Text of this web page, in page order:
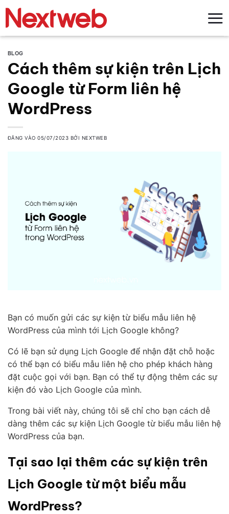
qua
nội
dung
BLOG
Cách thêm sự kiện trên Lịch
Google từ Form liên hệ
WordPress
ĐĂNG VÀO05/07/2023 BỞI NEXTWEB
Bạn có muốn gửi các sự kiện từ biểu mẫu liên hệ
WordPress của mình tới Lịch Google không?
Có lẽ bạn sử dụng Lịch Google để nhận đặt chỗ hoặc
có thể bạn có biểu mẫu liên hệ cho phép khách hàng
đặt cuộc gọi với bạn. Bạn có thể tự động thêm các sự
kiện đó vào Lịch Google của mình.
Trong bài viết này, chúng tôi sẽ chỉ cho bạn cách dễ
dàng thêm các sự kiện Lịch Google từ biểu mẫu liên hệ
WordPress của bạn.
Tại sao lại thêm các sự kiện trên
Lịch Google từ một biểu mẫu
WordPress?